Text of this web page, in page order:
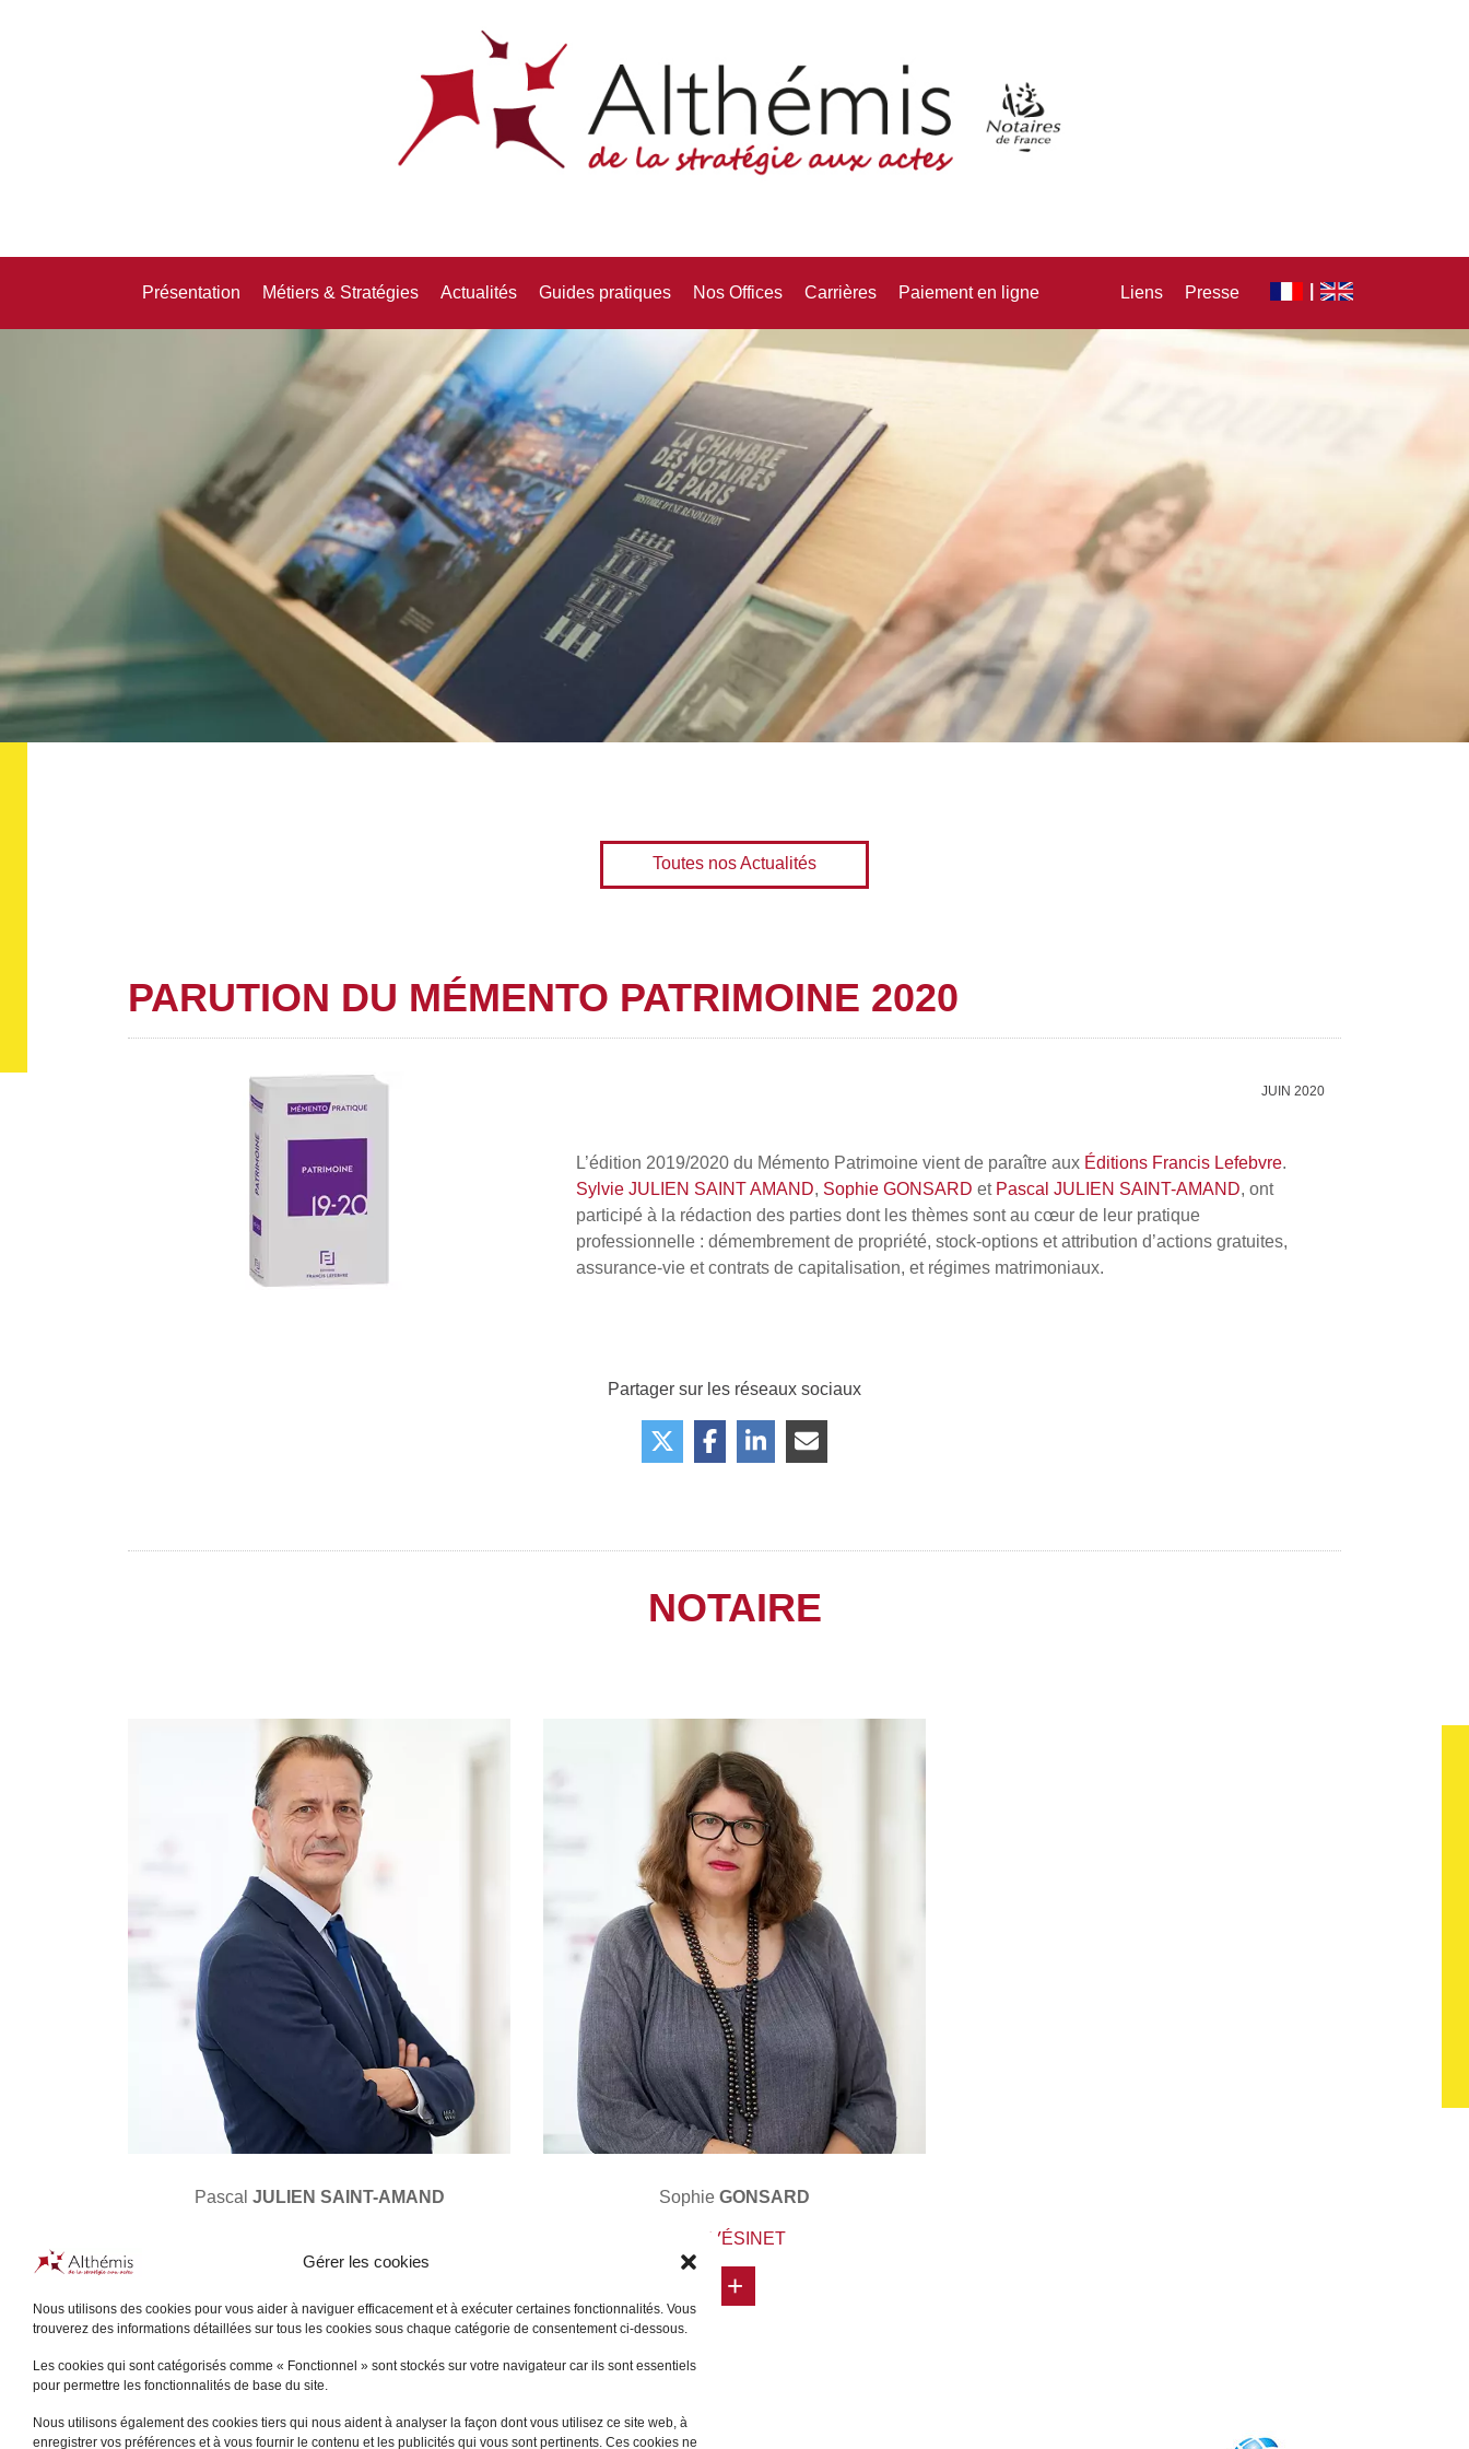
Gérer les cookies
Nous utilisons des cookies pour vous aider à naviguer efficacement et à exécuter certaines fonctionnalités. Vous
trouverez des informations détaillées sur tous les cookies sous chaque catégorie de consentement ci-dessous.
Les cookies qui sont catégorisés comme « Fonctionnel » sont stockés sur votre navigateur car ils sont essentiels
pour permettre les fonctionnalités de base du site.
Nous utilisons également des cookies tiers qui nous aident à analyser la façon dont vous utilisez ce site web, à
enregistrer vos préférences et à vous fournir le contenu et les publicités qui vous sont pertinents. Ces cookies ne
Présentation Métiers & Stratégies Actualités Guides pratiques Nos Offices Carrières Paiement en ligne Liens Presse
Toutes nos Actualités
PARUTION DU MÉMENTO PATRIMOINE 2020
JUIN 2020
L’édition 2019/2020 du Mémento Patrimoine vient de paraître aux Éditions Francis Lefebvre.
Sylvie JULIEN SAINT AMAND, Sophie GONSARD et Pascal JULIEN SAINT-AMAND, ont
participé à la rédaction des parties dont les thèmes sont au cœur de leur pratique
professionnelle : démembrement de propriété, stock-options et attribution d’actions gratuites,
assurance-vie et contrats de capitalisation, et régimes matrimoniaux.
Partager sur les réseaux sociaux
NOTAIRE
Pascal JULIEN SAINT-AMAND Sophie GONSARD
LE VÉSINET
+